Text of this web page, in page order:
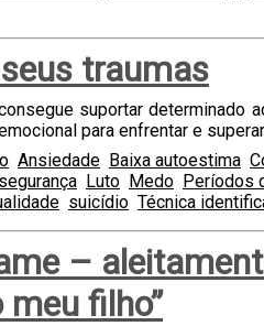
traumas
suportar
para enfrentar e
Ansiedade Baixa autoestima
Luto Medo Períodos
suicídio Técnica
–
filho”